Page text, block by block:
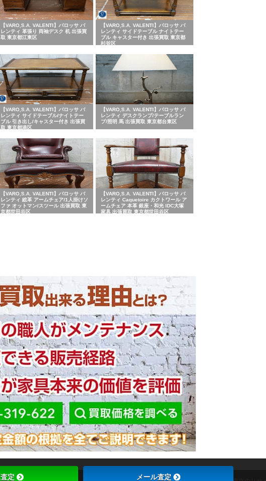
【VARO,S.A. VALENTI】バロッサ バ
レンティ 革張り 両袖デスク 机 出張買
取 東京都江東区
【VARO,S.A. VALENTI】バロッサ バ
レンティ サイドテーブル ナイトテー
ブル キャスター付き 出張買取 東京都
杉並区
【VARO,S.A. VALENTI】バロッサ バ
レンティ サイドテーブル/ナイトテー
ブル 引き出し/キャスター付き 出張買
取 東京都港区
【VARO,S.A. VALENTI】バロッサ バ
レンティ デスクランプ/テーブルラン
プ/照明 馬 出張買取 東京都台東区
【VARO,S.A. VALENTI】バロッサ バ
レンティ 総革 アームチェア/1人掛けソ
ファ オットマン/スツール 出張買取 東
京都世田谷区
【VARO,S.A. VALENTI】バロッサ バ
レンティ Caquetoire カクトワール ア
ームチェア 本革 銀座・和光 IDC大塚
家具 出張買取 東京都世田谷区
定 メール査定